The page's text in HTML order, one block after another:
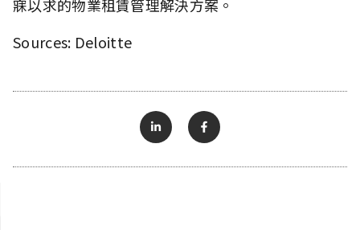
寐以求的物業租賃管理解決方案。
Sources: Deloitte